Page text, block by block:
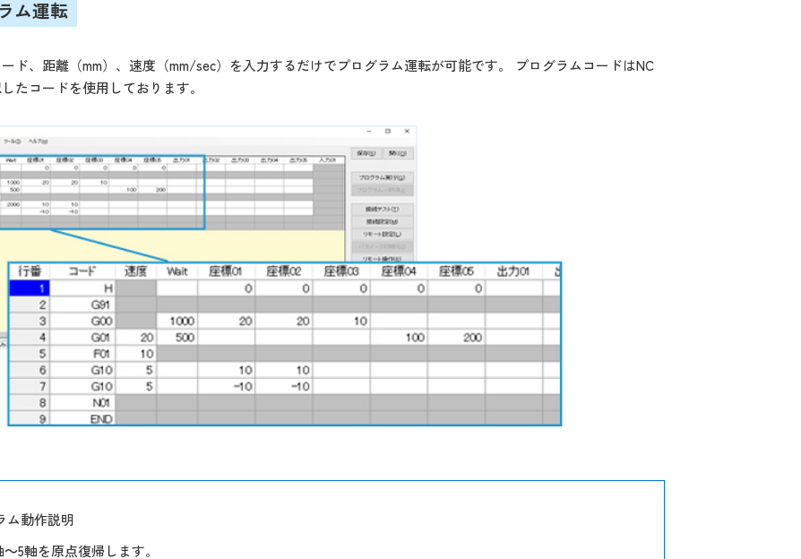
ム運転
ド、距離（mm）、速度（mm/sec）を入力するだけでプログラム運転が可能です。 プログラムコードはNC
たコードを使用しております。
ム動作説明
5軸を原点復帰します。